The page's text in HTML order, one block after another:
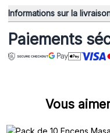
Informations sur la
Paiements
Vous